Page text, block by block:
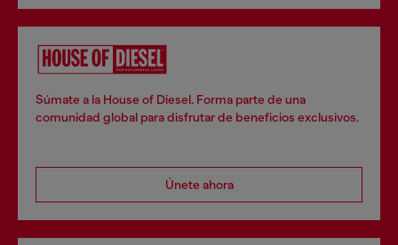
Súmate a la House of Diesel. Forma parte de una
comunidad global para disfrutar de beneficios exclusivos.
Únete ahora